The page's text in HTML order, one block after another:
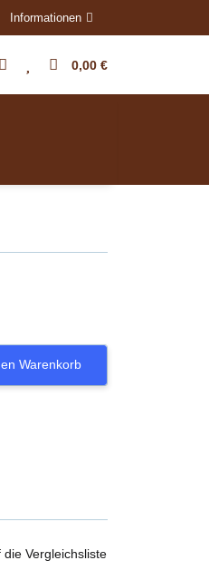
Informationen
0,00 €
Warenkorb
die Vergleichsliste